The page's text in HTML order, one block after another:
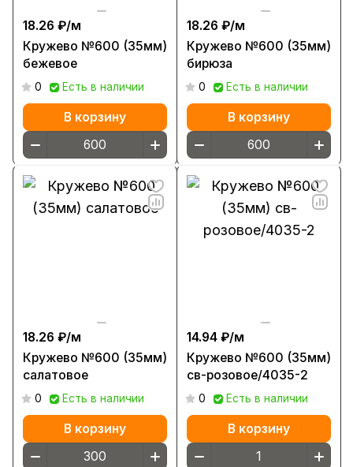
18.26 ₽/м
Кружево №600 (35мм)
бежевое
0 Есть в наличии
В корзину
18.26 ₽/м
Кружево №600 (35мм)
бирюза
0 Есть в наличии
В корзину
18.26 ₽/м
Кружево №600 (35мм)
салатовое
0 Есть в наличии
В корзину
14.94 ₽/м
Кружево №600 (35мм)
св-розовое/4035-2
0 Есть в наличии
В корзину